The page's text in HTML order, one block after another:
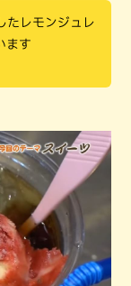
たレモンジュレ
ます